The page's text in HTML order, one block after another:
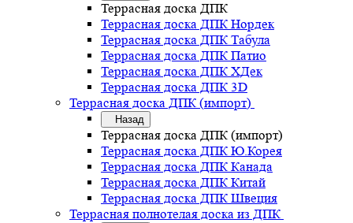
Террасная доска ДПК
Террасная доска ДПК Нордек
Террасная доска ДПК Табула
Террасная доска ДПК Патио
Террасная доска ДПК ХДек
Террасная доска ДПК 3D
Террасная доска ДПК (импорт)
Назад
Террасная доска ДПК (импорт)
Террасная доска ДПК Ю.Корея
Террасная доска ДПК Канада
Террасная доска ДПК Китай
Террасная доска ДПК Швеция
Террасная полнотелая доска из ДПК